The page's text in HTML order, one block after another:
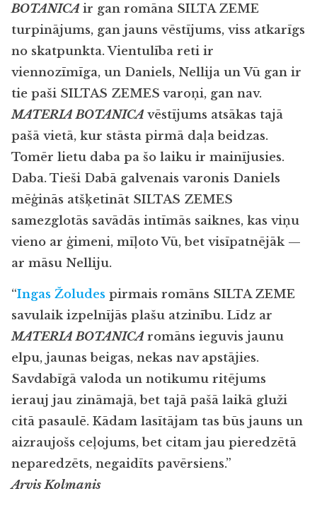
BOTANICAir gan romāna SILTA ZEME
turpinājums, gan jauns vēstījums, viss atkarīgs
no skatpunkta. Vientulība reti ir
viennozīmīga, un Daniels, Nellija un Vū gan ir
tie paši SILTAS ZEMES varoņi, gan nav.
MATERIA BOTANICAvēstījums atsākas tajā
pašā vietā, kur stāsta pirmā daļa beidzas.
Tomēr lietu daba pa šo laiku ir mainījusies.
Daba. Tieši Dabā galvenais varonis Daniels
mēģinās atšķetināt SILTAS ZEMES
samezglotās savādās intīmās saiknes, kas viņu
vieno ar ģimeni, mīļoto Vū, bet visīpatnējāk —
ar māsu Nelliju.
“Ingas Žoludes pirmais romāns SILTA ZEME
savulaik izpelnījās plašu atzinību. Līdz ar
MATERIA BOTANICAromāns ieguvis jaunu
elpu, jaunas beigas, nekas nav apstājies.
Savdabīgā valoda un notikumu ritējums
ierauj jau zināmajā, bet tajā pašā laikā gluži
citā pasaulē. Kādam lasītājam tas būs jauns un
aizraujošs ceļojums, bet citam jau pieredzētā
neparedzēts, negaidīts pavērsiens.”
Arvis Kolmanis